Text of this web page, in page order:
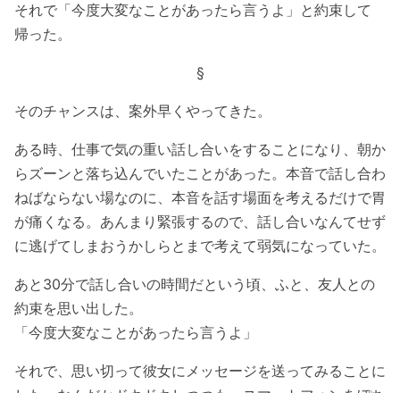
それで「今度大変なことがあったら言うよ」と約束して
帰った。
§
そのチャンスは、案外早くやってきた。
ある時、仕事で気の重い話し合いをすることになり、朝か
らズーンと落ち込んでいたことがあった。本音で話し合わ
ねばならない場なのに、本音を話す場面を考えるだけで胃
が痛くなる。あんまり緊張するので、話し合いなんてせず
に逃げてしまおうかしらとまで考えて弱気になっていた。
あと30分で話し合いの時間だという頃、ふと、友人との
約束を思い出した。
「今度大変なことがあったら言うよ」
それで、思い切って彼女にメッセージを送ってみることに